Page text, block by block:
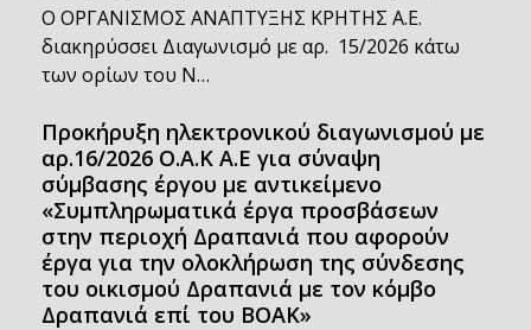
Ο ΟΡΓΑΝΙΣΜΟΣ ΑΝΑΠΤΥΞΗΣ ΚΡΗΤΗΣ Α.Ε.
διακηρύσσει Διαγωνισμό με αρ. 15/2026 κάτω
των ορίων του Ν…
Προκήρυξη ηλεκτρονικού διαγωνισμού με
αρ.16/2026 Ο.Α.Κ Α.Ε για σύναψη
σύμβασης έργου με αντικείμενο
«Συμπληρωματικά έργα προσβάσεων
στην περιοχή Δραπανιά που αφορούν
έργα για την ολοκλήρωση της σύνδεσης
του οικισμού Δραπανιά με τον κόμβο
Δραπανιά επί του ΒΟΑΚ»